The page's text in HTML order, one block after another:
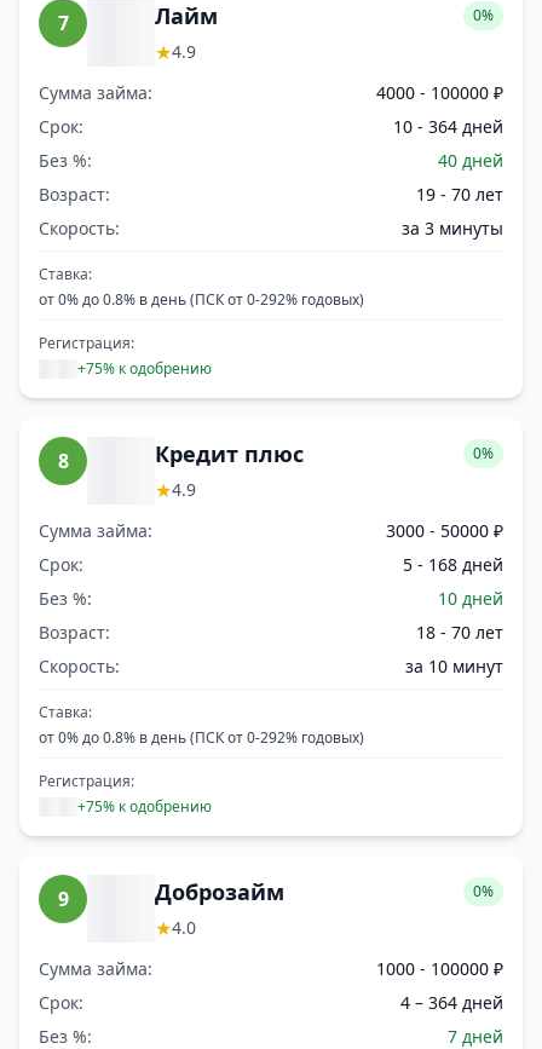
7 Лайм
★4.9
0%
Сумма займа:
4000 - 100000 ₽
Срок:
10 - 364 дней
Без %:
40 дней
Возраст:
19 - 70 лет
Скорость:
за 3 минуты
Ставка:
от 0% до 0.8% в день (ПСК от 0-292% годовых)
Регистрация:
+75% к одобрению
8 Кредит плюс
★4.9
0%
Сумма займа:
3000 - 50000 ₽
Срок:
5 - 168 дней
Без %:
10 дней
Возраст:
18 - 70 лет
Скорость:
за 10 минут
Ставка:
от 0% до 0.8% в день (ПСК от 0-292% годовых)
Регистрация:
+75% к одобрению
9 Доброзайм
★4.0
0%
Сумма займа:
1000 - 100000 ₽
Срок:
4 – 364 дней
Без %:
7 дней